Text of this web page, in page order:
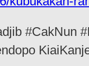
#CakNun